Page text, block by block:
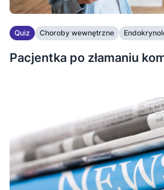
Quiz Choroby wewnętrzne
Pacjentka po złamaniu